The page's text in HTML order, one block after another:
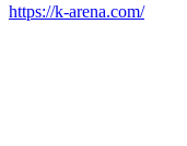
https://k-arena.com/